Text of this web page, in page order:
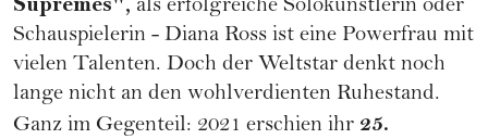
als erfolgreiche Solokünstlerin oder
Schauspielerin - Diana Ross ist eine Powerfrau mit
vielen Talenten. Doch der Weltstar denkt noch
lange nicht an den wohlverdienten Ruhestand.
Ganz im Gegenteil: 2021 erschien ihr 25.